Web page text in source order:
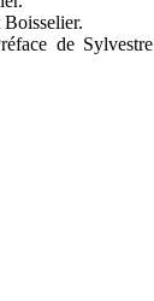
de Sylvestre